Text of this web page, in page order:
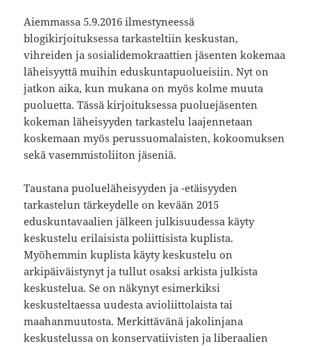
Aiemmassa 5.9.2016 ilmestyneessä
blogikirjoituksessa tarkasteltiin keskustan,
vihreiden ja sosialidemokraattien jäsenten kokemaa
läheisyyttä muihin eduskuntapuolueisiin. Nyt on
jatkon aika, kun mukana on myös kolme muuta
puoluetta. Tässä kirjoituksessa puoluejäsenten
kokeman läheisyyden tarkastelu laajennetaan
koskemaan myös perussuomalaisten, kokoomuksen
sekä vasemmistoliiton jäseniä.
Taustana puolueläheisyyden ja -etäisyyden
tarkastelun tärkeydelle on kevään 2015
eduskuntavaalien jälkeen julkisuudessa käyty
keskustelu erilaisista poliittisista kuplista.
Myöhemmin kuplista käyty keskustelu on
arkipäiväistynyt ja tullut osaksi arkista julkista
keskustelua. Se on näkynyt esimerkiksi
keskusteltaessa uudesta avioliittolaista tai
maahanmuutosta. Merkittävänä jakolinjana
keskustelussa on konservatiivisten ja liberaalien